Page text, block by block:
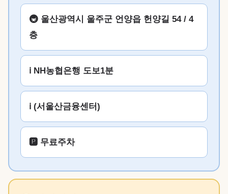
🚇 울산광역시 울주군 언양읍 헌양길 54 / 4
층
ℹ️ NH농협은행 도보1분
ℹ️ (서울산금융센터)
🅿️ 무료주차